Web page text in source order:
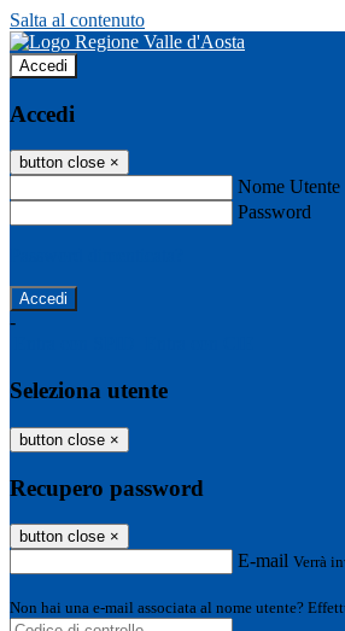
Salta al contenuto
Accedi
Accedi
button close ×
Nome Utente
Password
-
Seleziona utente
button close ×
Recupero password
button close ×
E-mail Verrà
Non hai una e-mail associata al nome utente?